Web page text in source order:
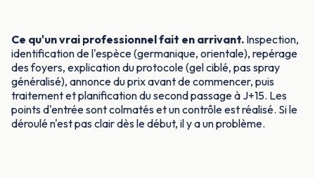
Ce qu'un vrai professionnel fait en arrivant. Inspection,
identification de l'espèce (germanique, orientale), repérage
des foyers, explication du protocole (gel ciblé, pas spray
généralisé), annonce du prix avant de commencer, puis
traitement et planification du second passage à J+15. Les
points d'entrée sont colmatés et un contrôle est réalisé. Si le
déroulé n'est pas clair dès le début, il y a un problème.